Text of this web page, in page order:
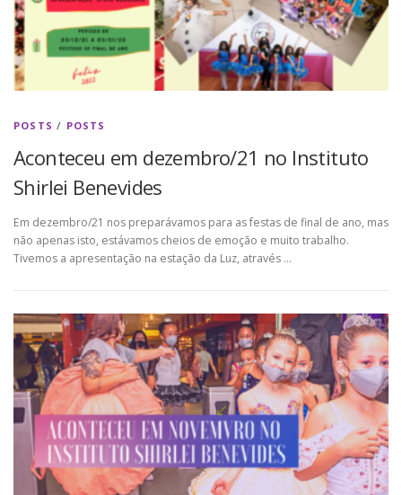
POSTS / POSTS
Aconteceu em dezembro/21 no Instituto
Shirlei Benevides
Em dezembro/21 nos preparávamos para as festas de final de ano, mas
não apenas isto, estávamos cheios de emoção e muito trabalho.
Tivemos a apresentação na estação da Luz, através …